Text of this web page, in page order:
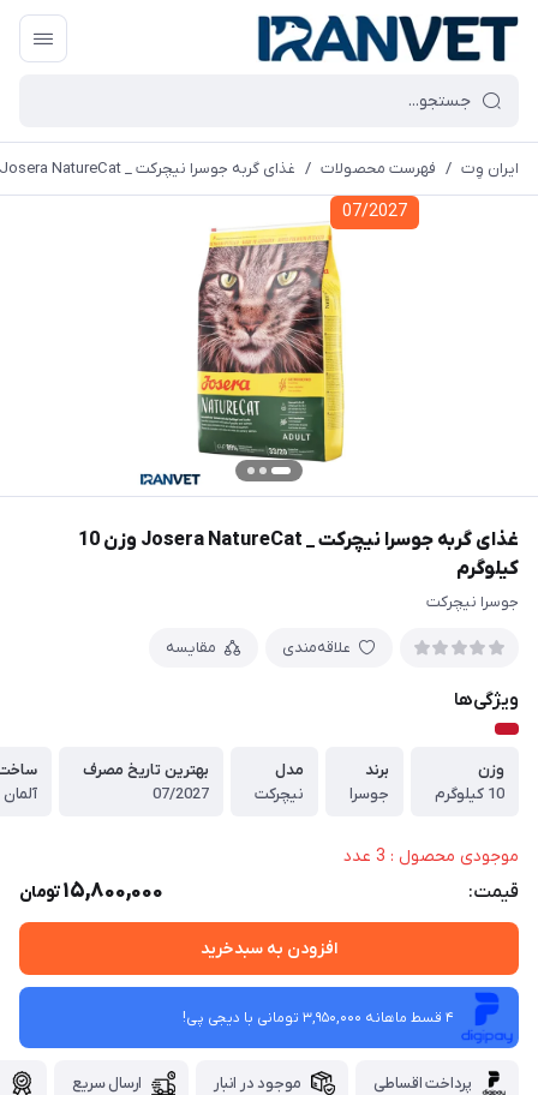
ایران وِت / فهرست محصولات / غذای گربه جوسرا نیچرکت _ Josera NatureCat وزن 10 کیلوگرم
07/2027
غذای گربه جوسرا نیچرکت _ Josera NatureCat وزن 10
کیلوگرم
جوسرا نیچرکت
علاقه‌مندی مقایسه
ویژگی‌ها
وزن
10 کیلوگرم
برند
جوسرا
مدل
نیچرکت
بهترین تاریخ مصرف
07/2027
آلمان
موجودی محصول : 3 عدد
قیمت: 15,800,000تومان
افزودن به سبدخرید
4 قسط ماهانه 3,950,000 تومانی با دیجی ‌پی!
پرداخت اقساطی موجود در انبار ارسال سریع